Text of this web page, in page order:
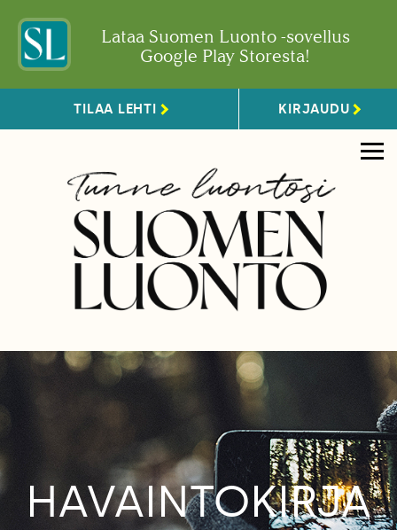
Lataa Suomen Luonto -sovellus
Google Play Storesta!
TILAA LEHTI KIRJAUDU
HAVAINTOKIRJA